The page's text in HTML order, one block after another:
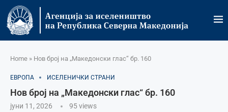
Home » Нов број на „Македонски глас“ бр. 160
ЕВРОПА ИСЕЛЕНИЧКИ СТРАНИ
Нов број на „Македонски глас“ бр. 160
јуни 11, 2026 95views